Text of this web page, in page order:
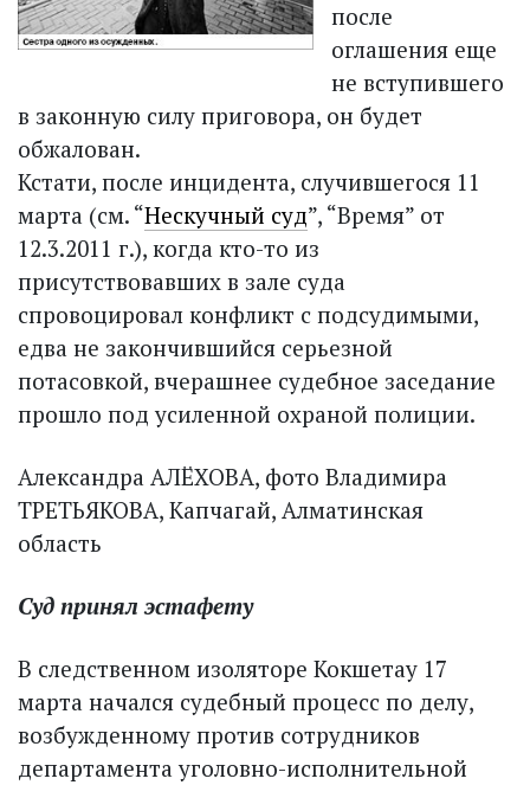
после
оглашения еще
не вступившего
в законную силу приговора, он будет
обжалован.
Кстати, после инцидента, случившегося 11
марта (см. “Нескучный суд”, “Время” от
12.3.2011 г.), когда кто-то из
присутствовавших в зале суда
спровоцировал конфликт с подсудимыми,
едва не закончившийся серьезной
потасовкой, вчерашнее судебное заседание
прошло под усиленной охраной полиции.
Александра АЛЁХОВА, фото Владимира
ТРЕТЬЯКОВА, Капчагай, Алматинская
область
Суд принял эстафету
В следственном изоляторе Кокшетау 17
марта начался судебный процесс по делу,
возбужденному против сотрудников
департамента уголовно-исполнительной